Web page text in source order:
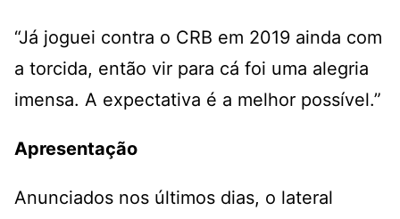
“Já joguei contra o CRB em 2019 ainda com
a torcida, então vir para cá foi uma alegria
imensa. A expectativa é a melhor possível.”
Apresentação
Anunciados nos últimos dias, o lateral